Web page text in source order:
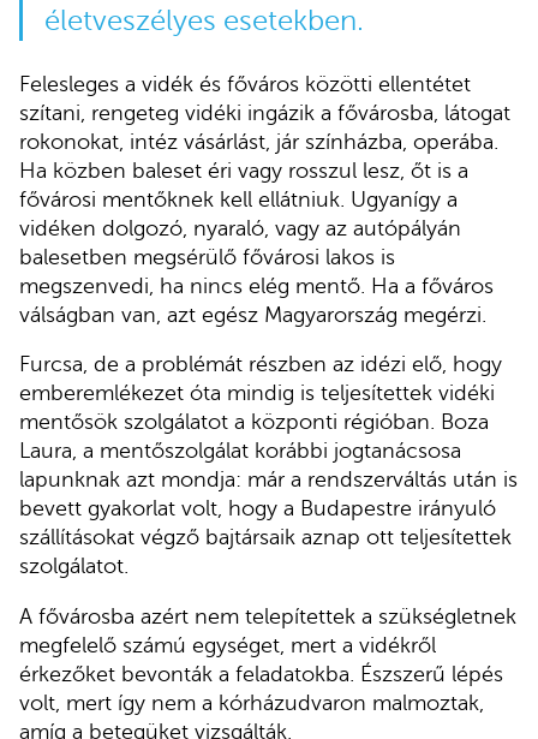
életveszélyes esetekben.
Felesleges a vidék és főváros közötti ellentétet
szítani, rengeteg vidéki ingázik a fővárosba, látogat
rokonokat, intéz vásárlást, jár színházba, operába.
Ha közben baleset éri vagy rosszul lesz, őt is a
fővárosi mentőknek kell ellátniuk. Ugyanígy a
vidéken dolgozó, nyaraló, vagy az autópályán
balesetben megsérülő fővárosi lakos is
megszenvedi, ha nincs elég mentő. Ha a főváros
válságban van, azt egész Magyarország megérzi.
Furcsa, de a problémát részben az idézi elő, hogy
emberemlékezet óta mindig is teljesítettek vidéki
mentősök szolgálatot a központi régióban. Boza
Laura, a mentőszolgálat korábbi jogtanácsosa
lapunknak azt mondja: már a rendszerváltás után is
bevett gyakorlat volt, hogy a Budapestre irányuló
szállításokat végző bajtársaik aznap ott teljesítettek
szolgálatot.
A fővárosba azért nem telepítettek a szükségletnek
megfelelő számú egységet, mert a vidékről
érkezőket bevonták a feladatokba. Észszerű lépés
volt, mert így nem a kórházudvaron malmoztak,
amíg a betegüket vizsgálták.